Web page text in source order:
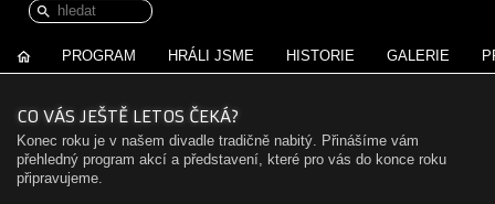
PROGRAM HRÁLI JSME HISTORIE GALERIE
CO VÁS JEŠTĚ LETOS ČEKÁ?
Konec roku je v našem divadle tradičně nabitý. Přinášíme vám
přehledný program akcí a představení, které pro vás do konce roku
připravujeme.